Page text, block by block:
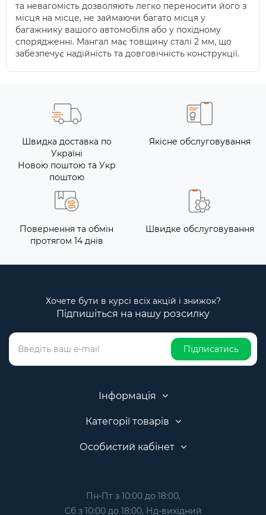
та невагомість дозволяють легко переносити його з
місця на місце, не займаючи багато місця у
багажнику вашого автомобіля або у похідному
спорядженні. Мангал має товщину сталі 2 мм, що
забезпечує надійність та довговічність конструкції.
Швидка доставка по
Україні
Новою поштою та Укр
поштою
Якісне обслуговування
Повернення та обмін
протягом 14 днів
Швидке обслуговування
Хочете бути в курсі всіх акцій і знижок?
Підпишіться на нашу розсилку
Підписатись
Інформація
Категорії товарів
Особистий кабінет
Пн-Пт з 10:00 до 18:00,
Сб з 10:00 до 18:00, Нд-вихідний